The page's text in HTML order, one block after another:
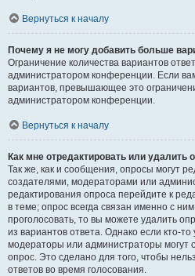
Вернуться к началу
Почему я не могу добавить больше
Ограничение количества вариантов
администратором конференции. Если
вариантов, превышающее это
администратором конференции.
Вернуться к началу
Как мне отредактировать или удалить
Так же, как и сообщения, опросы могут
создателями, модераторами или
редактирования опроса перейдите к
в теме; опрос всегда связан именно с
проголосовать, то вы можете удалить
из вариантов ответа. Однако если кто-
модераторы или администраторы могут
опрос. Это сделано для того, чтобы
ответов во время голосования.